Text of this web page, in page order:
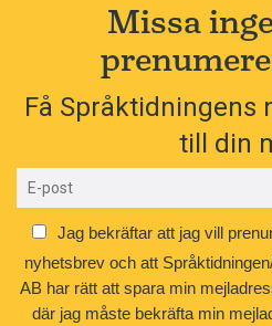
Missa
Få Språktidningens
till din
Jag bekräftar att jag vill
nyhetsbrev och att
AB har rätt att spara min
där jag måste bekräfta min